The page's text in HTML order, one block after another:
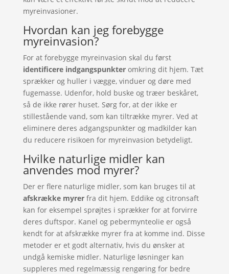
myreinvasioner.
Hvordan kan jeg forebygge
myreinvasion?
For at forebygge myreinvasion skal du først
identificere indgangspunkteromkring dit hjem. Tæt
sprækker og huller i vægge, vinduer og døre med
fugemasse. Udenfor, hold buske og træer beskåret,
så de ikke rører huset. Sørg for, at der ikke er
stillestående vand, som kan tiltrække myrer. Ved at
eliminere deres adgangspunkter og madkilder kan
du reducere risikoen for myreinvasion betydeligt.
Hvilke naturlige midler kan
anvendes mod myrer?
Der er flere naturlige midler, som kan bruges til at
afskrække myrerfra dit hjem. Eddike og citronsaft
kan for eksempel sprøjtes i sprækker for at forvirre
deres duftspor. Kanel og pebermynteolie er også
kendt for at afskrække myrer fra at komme ind. Disse
metoder er et godt alternativ, hvis du ønsker at
undgå kemiske midler. Naturlige løsninger kan
suppleres med regelmæssig rengøring for bedre